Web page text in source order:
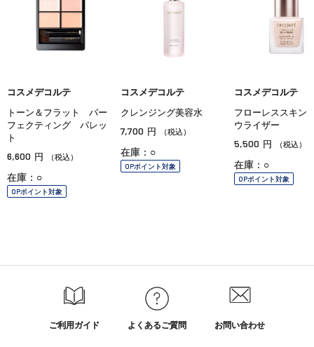
コスメデコルテ
トーン＆フラット パー
フェクティング パレッ
ト
6,600 円 （税込）
在庫：○
OPポイント対象
コスメデコルテ
クレンジング美容水
7,700 円 （税込）
在庫：○
OPポイント対象
コスメデコルテ
フローレススキ
ウライザー
5,500 円 （税込）
在庫：○
OPポイント対象
ご利用ガイド よくあるご質問 お問い合わせ